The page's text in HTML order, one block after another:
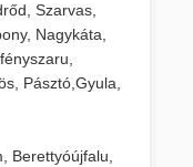
Szarvas,
Nagykáta,
Pásztó,Gyula,
Berettyóújfalu,